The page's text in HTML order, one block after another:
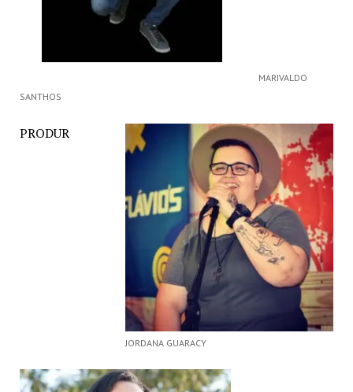
MARIVALDO
SANTHOS
JORDANA GUARACY
PRODUR